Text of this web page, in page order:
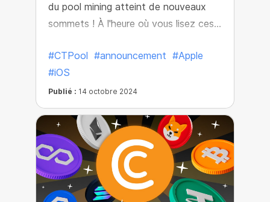
du pool mining atteint de nouveaux
sommets ! À l'heure où vous lisez ces
disponible gratuitement dans
l'AppStore. Cela signifie que le minage
innovant en pool de toutes les
principales crypto-monnaies est
désormais disponible sur les appareils
Apple !
#CTPool #announcement #Apple
#iOS
Publié : 14 octobre 2024